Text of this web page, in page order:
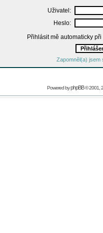
Uživatel:
Heslo:
Přihlásit mě automaticky
Zapomněl(a) jsem
Powered byphpBB© 2001,